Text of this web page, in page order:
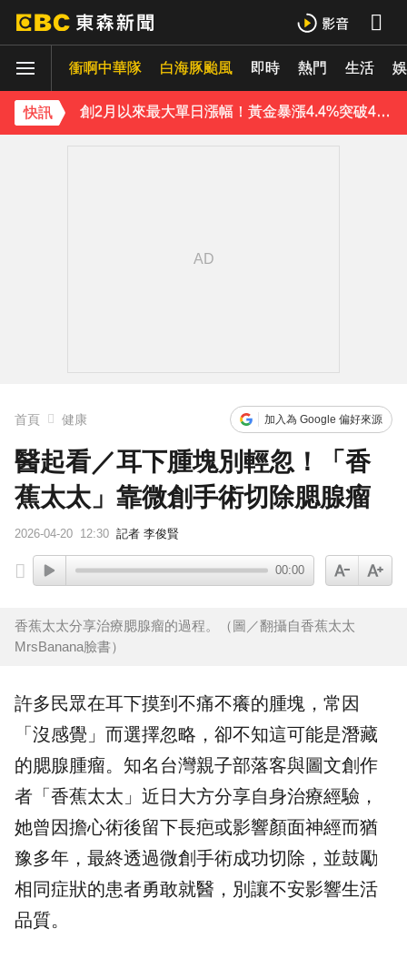
衝啊中華隊 白海豚颱風 即時 熱門 生活
快訊
下載東森App，隨時掌握天下大小事！
《理財達人秀》X 安聯投信免費講座報名中！搶先卡位 2027
首頁 健康 加入為 Google 偏好來源
醫起看／耳下腫塊別輕忽！「香
蕉太太」靠微創手術切除腮腺瘤
2026-04-20 12:30 記者 李俊賢
00:00
香蕉太太分享治療腮腺瘤的過程。（圖／翻攝自香蕉太太
MrsBanana臉書）
許多民眾在耳下摸到不痛不癢的腫塊，常因
「沒感覺」而選擇忽略，卻不知這可能是潛藏
的腮腺腫瘤。知名台灣親子部落客與圖文創作
者「 香蕉太太 」近日大方分享自身治療經驗，
她曾因擔心術後留下長疤或影響顏面神經而猶
豫多年，最終透過微創手術成功切除，並鼓勵
相同症狀的患者勇敢就醫，別讓不安影響生活
品質。